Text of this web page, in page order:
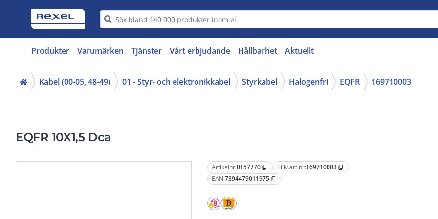
Produkter Varumärken Tjänster Vårt erbjudande Hållbarhet Aktuellt
Kabel (00-05, 48-49) 01 - Styr- och elektronikkabel Styrkabel Halogenfri EQFR 169710003
EQFR 10X1,5 Dca
Artikelnr:0157770 content_copy Tillv.art.nr:169710003 content_copy
EAN:7394479011975 content_copy